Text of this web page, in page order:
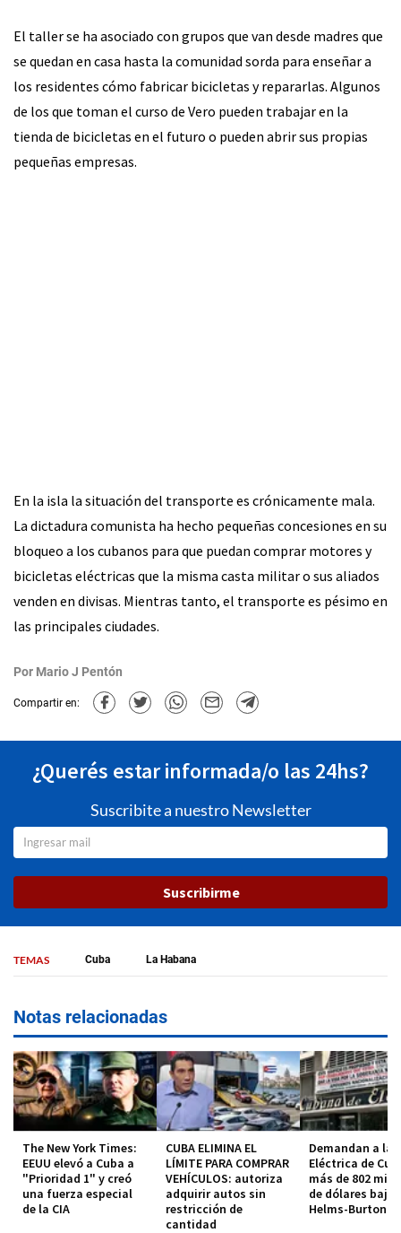
El taller se ha asociado con grupos que van desde madres que
se quedan en casa hasta la comunidad sorda para enseñar a
los residentes cómo fabricar bicicletas y repararlas. Algunos
de los que toman el curso de Vero pueden trabajar en la
tienda de bicicletas en el futuro o pueden abrir sus propias
pequeñas empresas.
En la isla la situación del transporte es crónicamente mala.
La dictadura comunista ha hecho pequeñas concesiones en su
bloqueo a los cubanos para que puedan comprar motores y
bicicletas eléctricas que la misma casta militar o sus aliados
venden en divisas. Mientras tanto, el transporte es pésimo en
las principales ciudades.
Por Mario J Pentón
Compartir en:
¿Querés estar informada/o las 24hs?
Suscribite a nuestro Newsletter
Suscribirme
TEMAS Cuba La Habana
Notas relacionadas
The New York Times:
EEUU elevó a Cuba a
"Prioridad 1" y creó
una fuerza especial
de la CIA
CUBA ELIMINA EL
LÍMITE PARA COMPRAR
VEHÍCULOS: autoriza
adquirir autos sin
restricción de
cantidad
Demandan a la
Eléctrica de
más de 802
de dólares bajo
Helms-Burton